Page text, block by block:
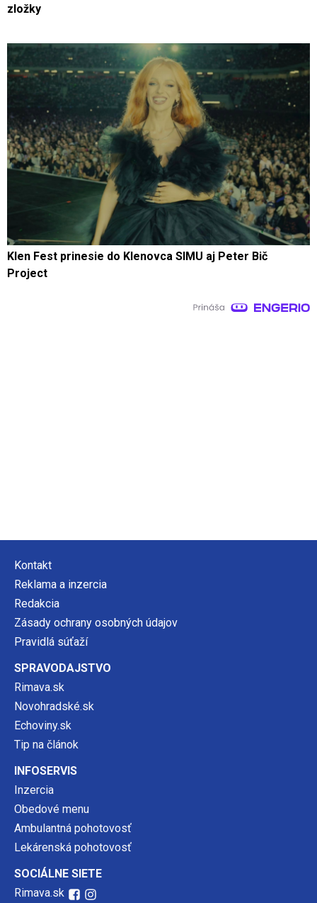
zložky
Klen Fest prinesie do Klenovca SIMU aj Peter Bič
Project
Kontakt
Reklama a inzercia
Redakcia
Zásady ochrany osobných údajov
Pravidlá súťaží
SPRAVODAJSTVO
Rimava.sk
Novohradské.sk
Echoviny.sk
Tip na článok
INFOSERVIS
Inzercia
Obedové menu
Ambulantná pohotovosť
Lekárenská pohotovosť
SOCIÁLNE SIETE
Rimava.sk